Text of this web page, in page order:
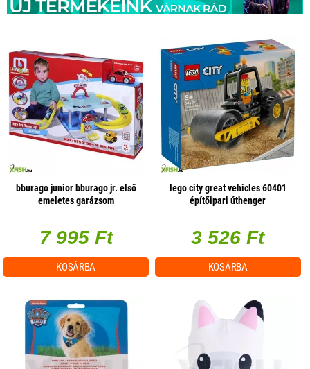
bburago junior bburago jr. első
emeletes garázsom
7 995 Ft
KOSÁRBA
lego city great vehicles 60401
építőipari úthenger
3 526 Ft
KOSÁRBA